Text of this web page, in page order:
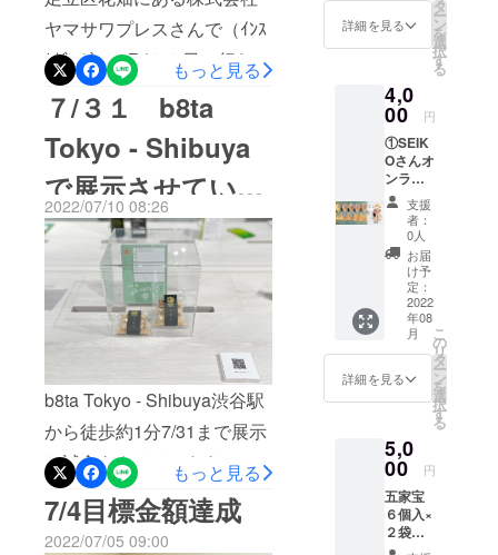
ヤマサワプレスさんで（ｲﾝｽ
ﾀｸﾞﾗﾑ）、７/２３日に行われ
る、夏祭りイベント内に、
弊社ブースで今回のクラウ
ドファンディングのPRと、
通常商品の販売をいたしま
す。
もっと見る
７/３１ b8ta
Tokyo - Shibuya
で展示させていた
だいております。
2022/07/10 08:26
b8ta Tokyo - Shibuya渋谷駅
から徒歩約1分7/31まで展示
と試食をさせていただいて
おります。お近くに来た際
はお立ち寄りください。営
もっと見る
7/4目標金額達成
2022/07/05 09:00
菓子、五家
宝の文化を
本気で広く
うと心に決
めました。
趣味はサー
フィン、興
味があるこ
とはキャン
カボー
ギフ
キナコ
ロンの
はプロ
ジェク
トの鹿
島パラ
ダイス
さんの
ではあ
りませ
ん。 五
家宝
賞味期
限30日
原材
料：麦
造）、
甜菜
糖、き
な粉
（大豆
を含
玉１８
個入り
にてお
送りさ
せてい
ただき
ます。
送料込
みで
す。 ＊
おま
け、ゴ
カボー
ギフ
ト、
トー
キョー
キナコ
ロンの
トの鹿
島パラ
さんの
ではあ
りませ
詳細を見る
タ
ー
ン
を
選
択
す
る
4,0
00 円
①SEIK
Oさんオ
ンライ
ンきき
きな粉
ワーク
ショッ
プ この
リター
ンで
は、
SEIKO
さんに
よるオ
ンライ
テイス
ティン
グ（利
ききな
粉）ラ
イブ講
支援
者：
0人
お届
け予
定：
2022
年08
月
詳細を見る
こ
の
リ
タ
ー
ン
を
選
択
す
る
5,0
00 円
五家宝
６個入×
２袋
（おし